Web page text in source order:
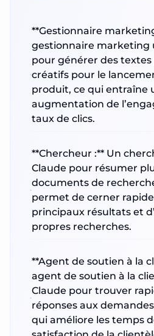
**Gestionnaire
gestionnaire marketing
pour générer des
créatifs pour le
produit, ce qui entraîne
augmentation de
taux de clics.
**Chercheur :** Un
Claude pour résumer
documents de
permet de cerner
principaux résultats et
propres recherches.
**Agent de soutien à la
agent de soutien à la
Claude pour trouver
réponses aux
qui améliore les temps